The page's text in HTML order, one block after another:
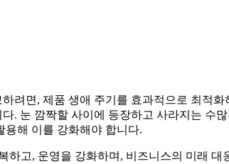
려면, 제품 생애 주기를 효과적으로 최적
. 눈 깜짝할 사이에 등장하고 사라지는 수
용해 이를 강화해야 합니다.
고, 운영을 강화하며, 비즈니스의 미래